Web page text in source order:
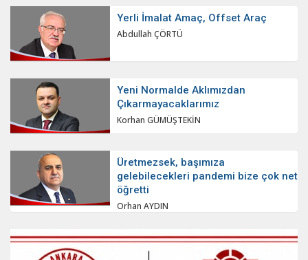
Yerli İmalat Amaç, Offset Araç
Abdullah ÇÖRTÜ
Yeni Normalde Aklımızdan
Çıkarmayacaklarımız
Korhan GÜMÜŞTEKİN
Üretmezsek, başımıza
gelebilecekleri pandemi bize çok net
öğretti
Orhan AYDIN